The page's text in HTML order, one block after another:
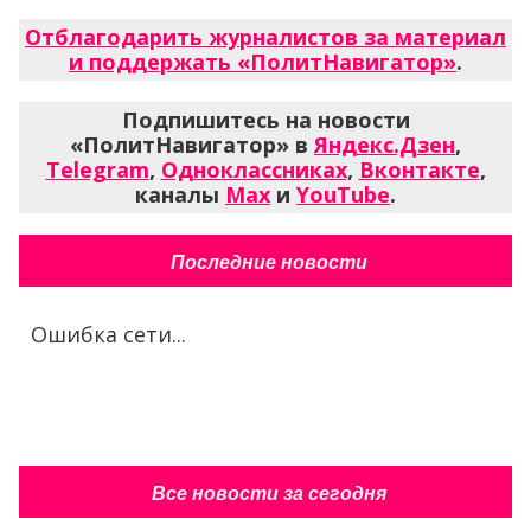
Отблагодарить журналистов за материал
и поддержать «ПолитНавигатор».
Подпишитесь на новости
«ПолитНавигатор» в Яндекс.Дзен,
Telegram, Одноклассниках, Вконтакте,
каналы Max и YouTube.
Последние новости
Ошибка сети...
Все новости за сегодня